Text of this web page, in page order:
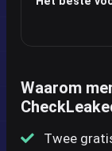
Waarom
Twee